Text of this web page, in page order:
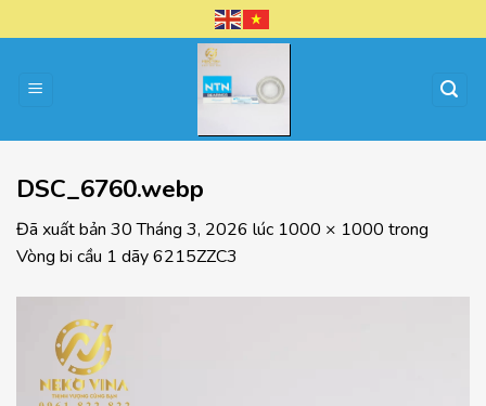
đến
dung
DSC_6760.webp
Đã xuất bản 30 Tháng 3, 2026 lúc 1000 × 1000 trong
Vòng bi cầu 1 dãy 6215ZZC3